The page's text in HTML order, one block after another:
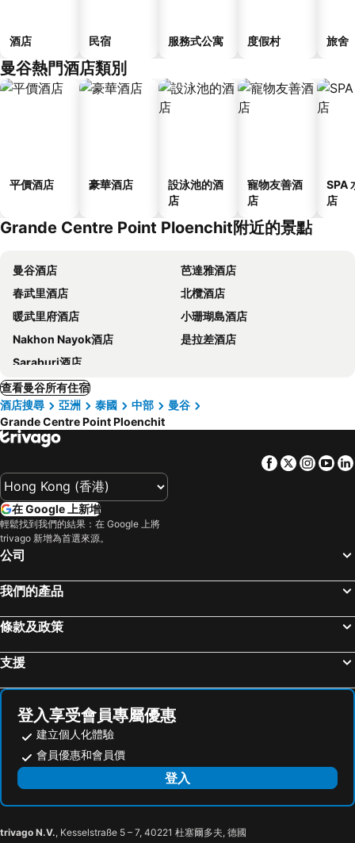
酒店 民宿 服務式公寓 度假村 旅舍
曼谷熱門酒店類別
平價酒店 豪華酒店
設泳池的酒
店
寵物友善酒
店
SPA
店
Grande Centre Point Ploenchit附近的景點
曼谷酒店
芭達雅酒店
春武里酒店
北欖酒店
暖武里府酒店
小珊瑚島酒店
Nakhon Nayok酒店
是拉差酒店
Saraburi酒店
查看曼谷所有住宿
酒店搜尋
亞洲 泰國 中部
曼谷
Grande Centre Point Ploenchit
Facebook
Twitter
在 Google 上新增
輕鬆找到我們的結果：在 Google 上將
trivago 新增為首選來源。
公司
我們的產品
條款及政策
支援
登入享受會員專屬優惠
建立個人化體驗
會員優惠和會員價
登入
trivago N.V., Kesselstraße 5 – 7, 40221 杜塞爾多夫, 德國